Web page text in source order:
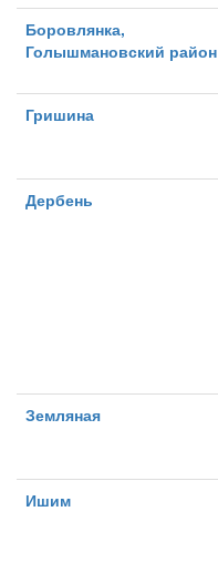
Боровлянка,
Голышмановский район
Гришина
Дербень
Земляная
Ишим